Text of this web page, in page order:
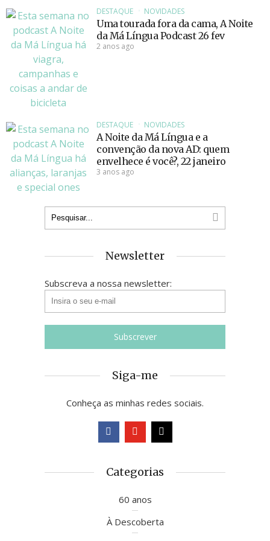
DESTAQUE NOVIDADES
Uma tourada fora da cama, A Noite
da Má Língua Podcast 26 fev
2 anos ago
DESTAQUE NOVIDADES
A Noite da Má Língua e a
convenção da nova AD: quem
envelhece é você?, 22 janeiro
3 anos ago
Newsletter
Subscreva a nossa newsletter:
Siga-me
Conheça as minhas redes sociais.
Categorias
60 anos
À Descoberta